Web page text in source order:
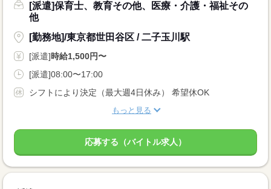
[派遣]保育士、教育その他、医療・介護・福祉その
他
[勤務地]/東京都世田谷区 / 二子玉川駅
[派遣]時給1,500円〜
[派遣]08:00〜17:00
シフトにより決定（最大週4日休み） 希望休OK
もっと見る
応募する（バイトル求人）